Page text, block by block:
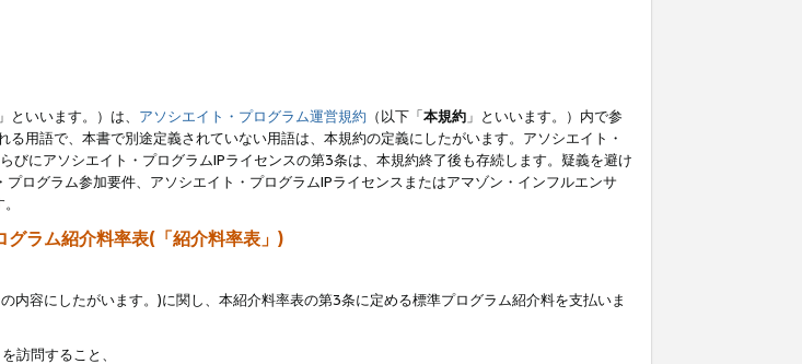
」といいます。）は、 アソシエイト・プログラム運営規約 （以下「本規約 」といいます。）内で参
用語で、本書で別途定義されていない用語は、本規約の定義にしたがいます。アソシエイト・
にアソシエイト・プログラムIPライセンスの第3条は、本規約終了後も存続します。疑義を避け
ログラム参加要件、アソシエイト・プログラムIPライセンスまたはアマゾン・インフルエンサ
グラム紹介料率表(「紹介料率表」)
内容にしたがいます。)に関し、本紹介料率表の第3条に定める標準プログラム紹介料を支払いま
訪問すること、